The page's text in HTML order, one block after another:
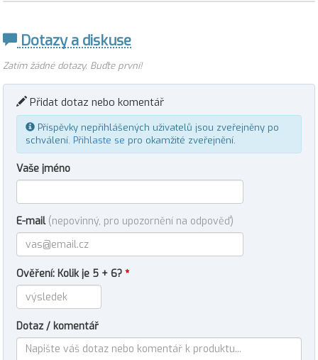
Dotazy a diskuse
Zatím žádné dotazy. Buďte první!
Přidat dotaz nebo komentář
Příspěvky nepřihlášených uživatelů jsou zveřejněny po
schválení. Přihlaste se pro okamžité zveřejnění.
Vaše jméno
E-mail (nepovinný, pro upozornění na odpověď)
Ověření: Kolik je 5 + 6? *
Dotaz / komentář